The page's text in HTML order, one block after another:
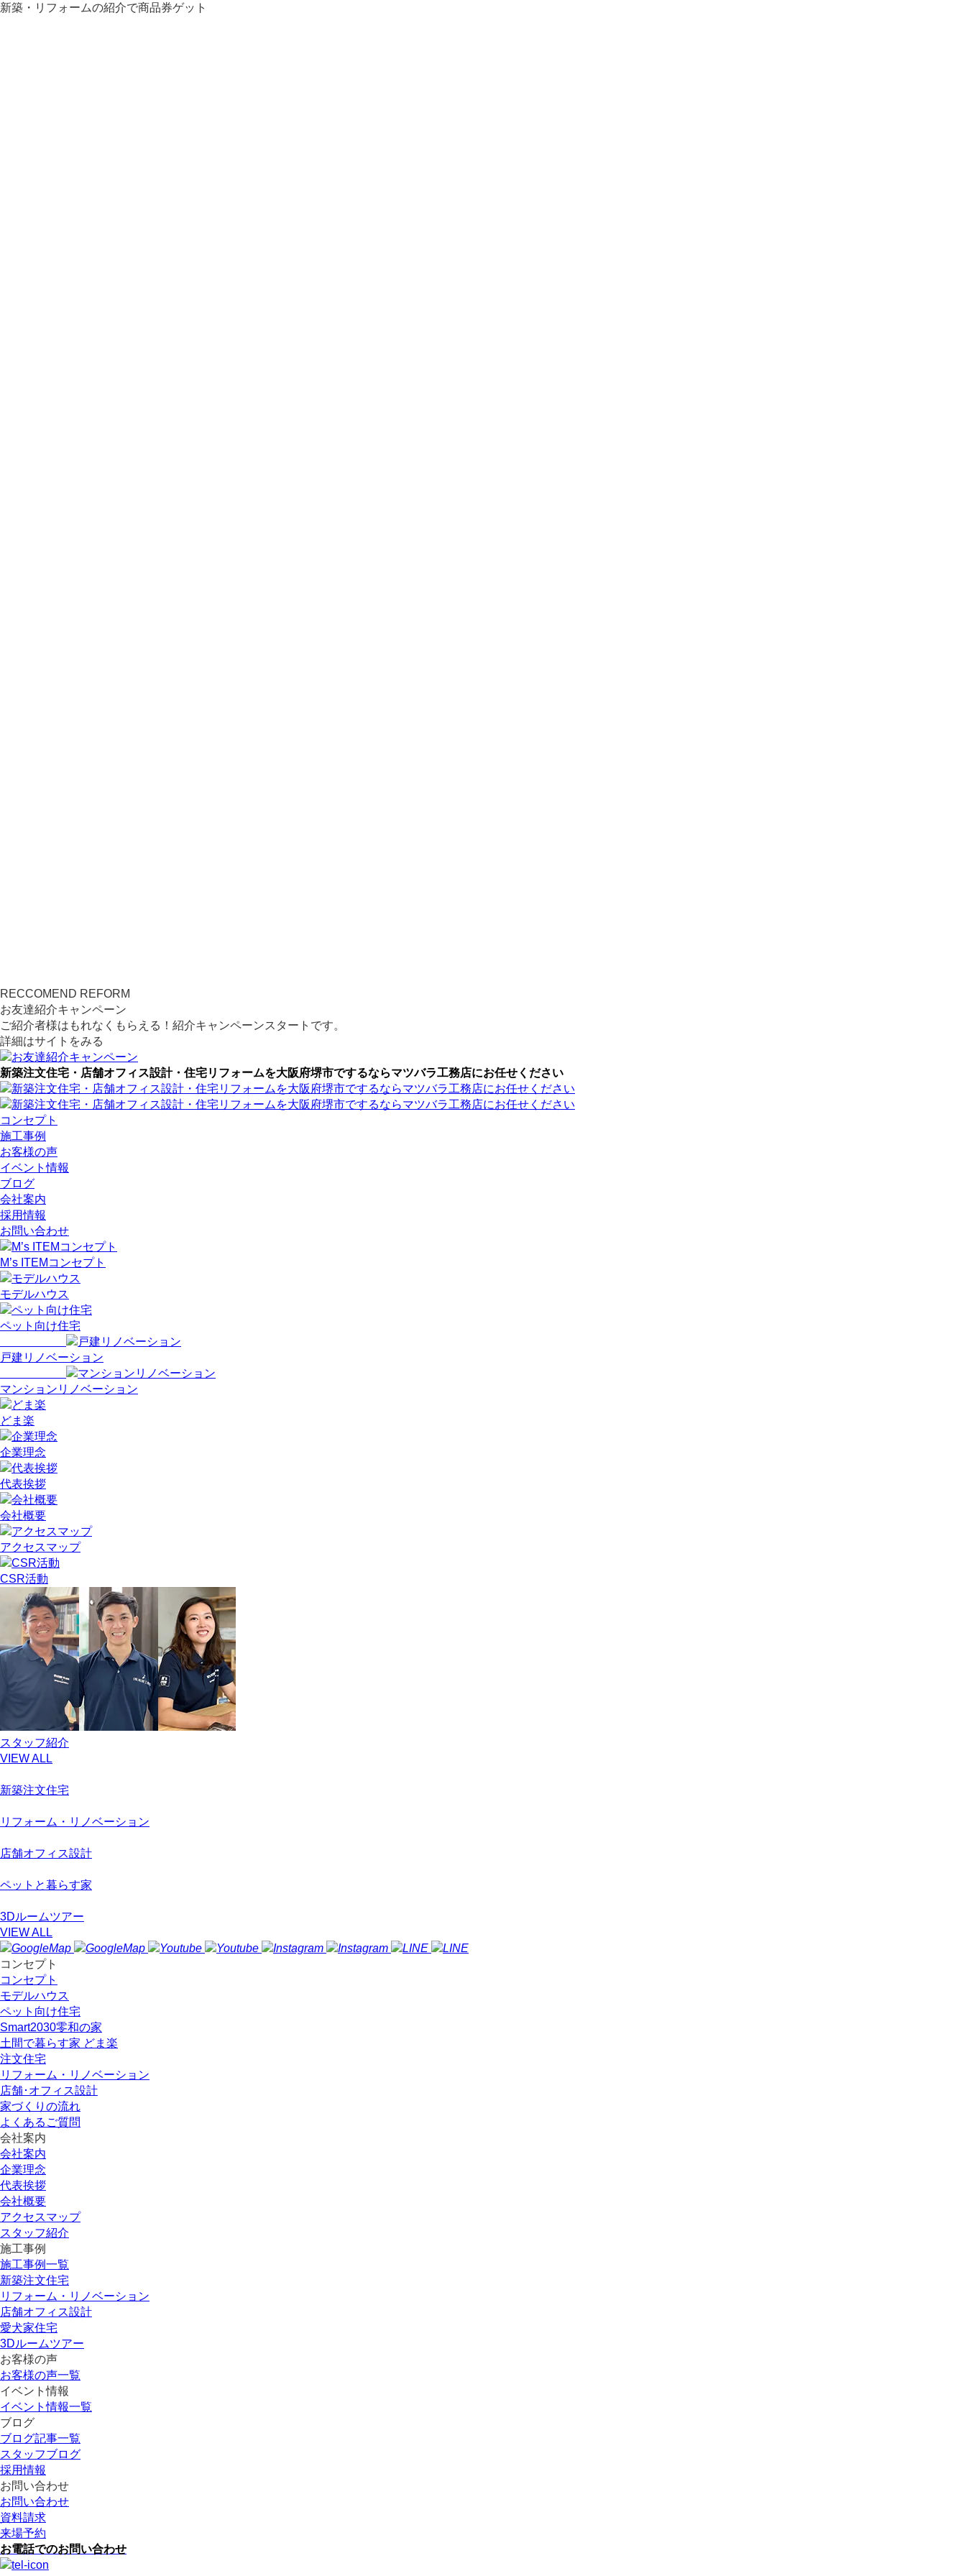
新築・リフォームの紹介で商品券ゲット
RECCOMEND REFORM
お友達紹介キャンペーン
ご紹介者様はもれなくもらえる！紹介キャンペーンスタートです。
詳細はサイトをみる
新築注文住宅・店舗オフィス設計・住宅リフォームを大阪府堺市でするならマツバラ工務店にお任せください
コンセプト
施工事例
お客様の声
イベント情報
ブログ
会社案内
採用情報
お問い合わせ
M’s ITEMコンセプト
モデルハウス
ペット向け住宅
戸建リノベーション
マンションリノベーション
どま楽
企業理念
代表挨拶
会社概要
アクセスマップ
CSR活動
スタッフ紹介
VIEW ALL
新築注文住宅
リフォーム・リノベーション
店舗オフィス設計
ペットと暮らす家
3Dルームツアー
VIEW ALL
コンセプト
コンセプト
モデルハウス
ペット向け住宅
Smart2030零和の家
土間で暮らす家 どま楽
注文住宅
リフォーム・リノベーション
店舗･オフィス設計
家づくりの流れ
よくあるご質問
会社案内
会社案内
企業理念
代表挨拶
会社概要
アクセスマップ
スタッフ紹介
施工事例
施工事例一覧
新築注文住宅
リフォーム・リノベーション
店舗オフィス設計
愛犬家住宅
3Dルームツアー
お客様の声
お客様の声一覧
イベント情報
イベント情報一覧
ブログ
ブログ記事一覧
スタッフブログ
採用情報
お問い合わせ
お問い合わせ
資料請求
来場予約
お電話でのお問い合わせ